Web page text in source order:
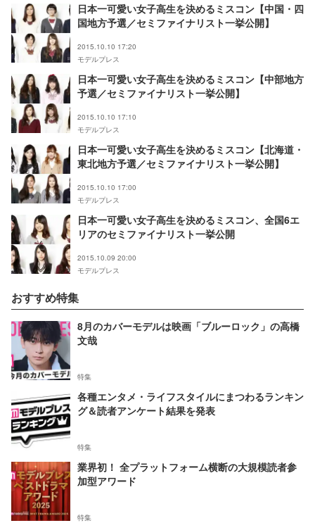
日本一可愛い女子高生を決めるミスコン【中国・四
国地方予選／セミファイナリスト一挙公開】
2015.10.10 17:20
モデルプレス
日本一可愛い女子高生を決めるミスコン【中部地方
予選／セミファイナリスト一挙公開】
2015.10.10 17:10
モデルプレス
日本一可愛い女子高生を決めるミスコン【北海道・
東北地方予選／セミファイナリスト一挙公開】
2015.10.10 17:00
モデルプレス
日本一可愛い女子高生を決めるミスコン、全国6エ
リアのセミファイナリスト一挙公開
2015.10.09 20:00
モデルプレス
おすすめ特集
8月のカバーモデルは映画「ブルーロック」の高橋
文哉
特集
各種エンタメ・ライフスタイルにまつわるランキン
グ＆読者アンケート結果を発表
特集
業界初！ 全プラットフォーム横断の大規模読者参
加型アワード
特集